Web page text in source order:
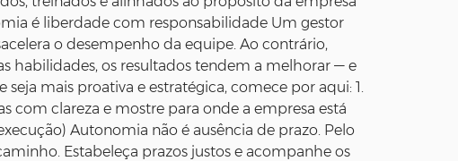
é liberdade com responsabilidade Um gestor
o desempenho da equipe. Ao contrário,
habilidades, os resultados tendem a melhorar — e
mais proativa e estratégica, comece por aqui: 1.
com clareza e mostre para onde a empresa está
Autonomia não é ausência de prazo. Pelo
Estabeleça prazos justos e acompanhe os